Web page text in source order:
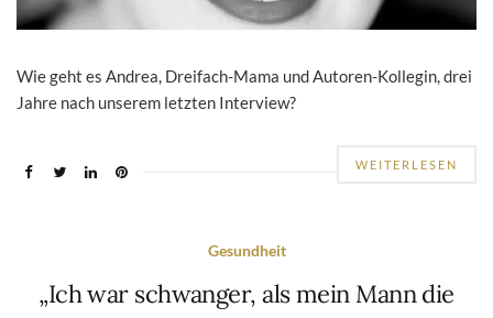
Wie geht es Andrea, Dreifach-Mama und Autoren-Kollegin, drei
Jahre nach unserem letzten Interview?
WEITERLESEN
Gesundheit
„Ich war schwanger, als mein Mann die